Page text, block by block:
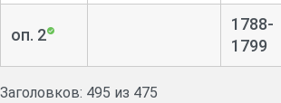
оп. 2
1788-
1799
Заголовков: 495 из 475